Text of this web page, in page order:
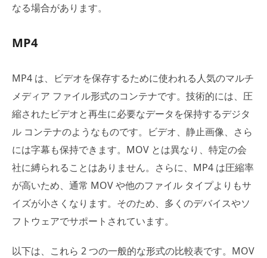
なる場合があります。
MP4
MP4 は、ビデオを保存するために使われる人気のマルチ
メディア ファイル形式のコンテナです。技術的には、圧
縮されたビデオと再生に必要なデータを保持するデジタ
ル コンテナのようなものです。ビデオ、静止画像、さら
には字幕も保持できます。MOV とは異なり、特定の会
社に縛られることはありません。さらに、MP4 は圧縮率
が高いため、通常 MOV や他のファイル タイプよりもサ
イズが小さくなります。そのため、多くのデバイスやソ
フトウェアでサポートされています。
以下は、これら 2 つの一般的な形式の比較表です。MOV